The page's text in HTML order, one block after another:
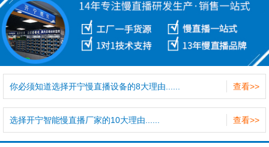
查看>>
你必须知道选择开宁慢直播设备的8大理由......
查看>>
选择开宁智能慢直播厂家的10大理由......